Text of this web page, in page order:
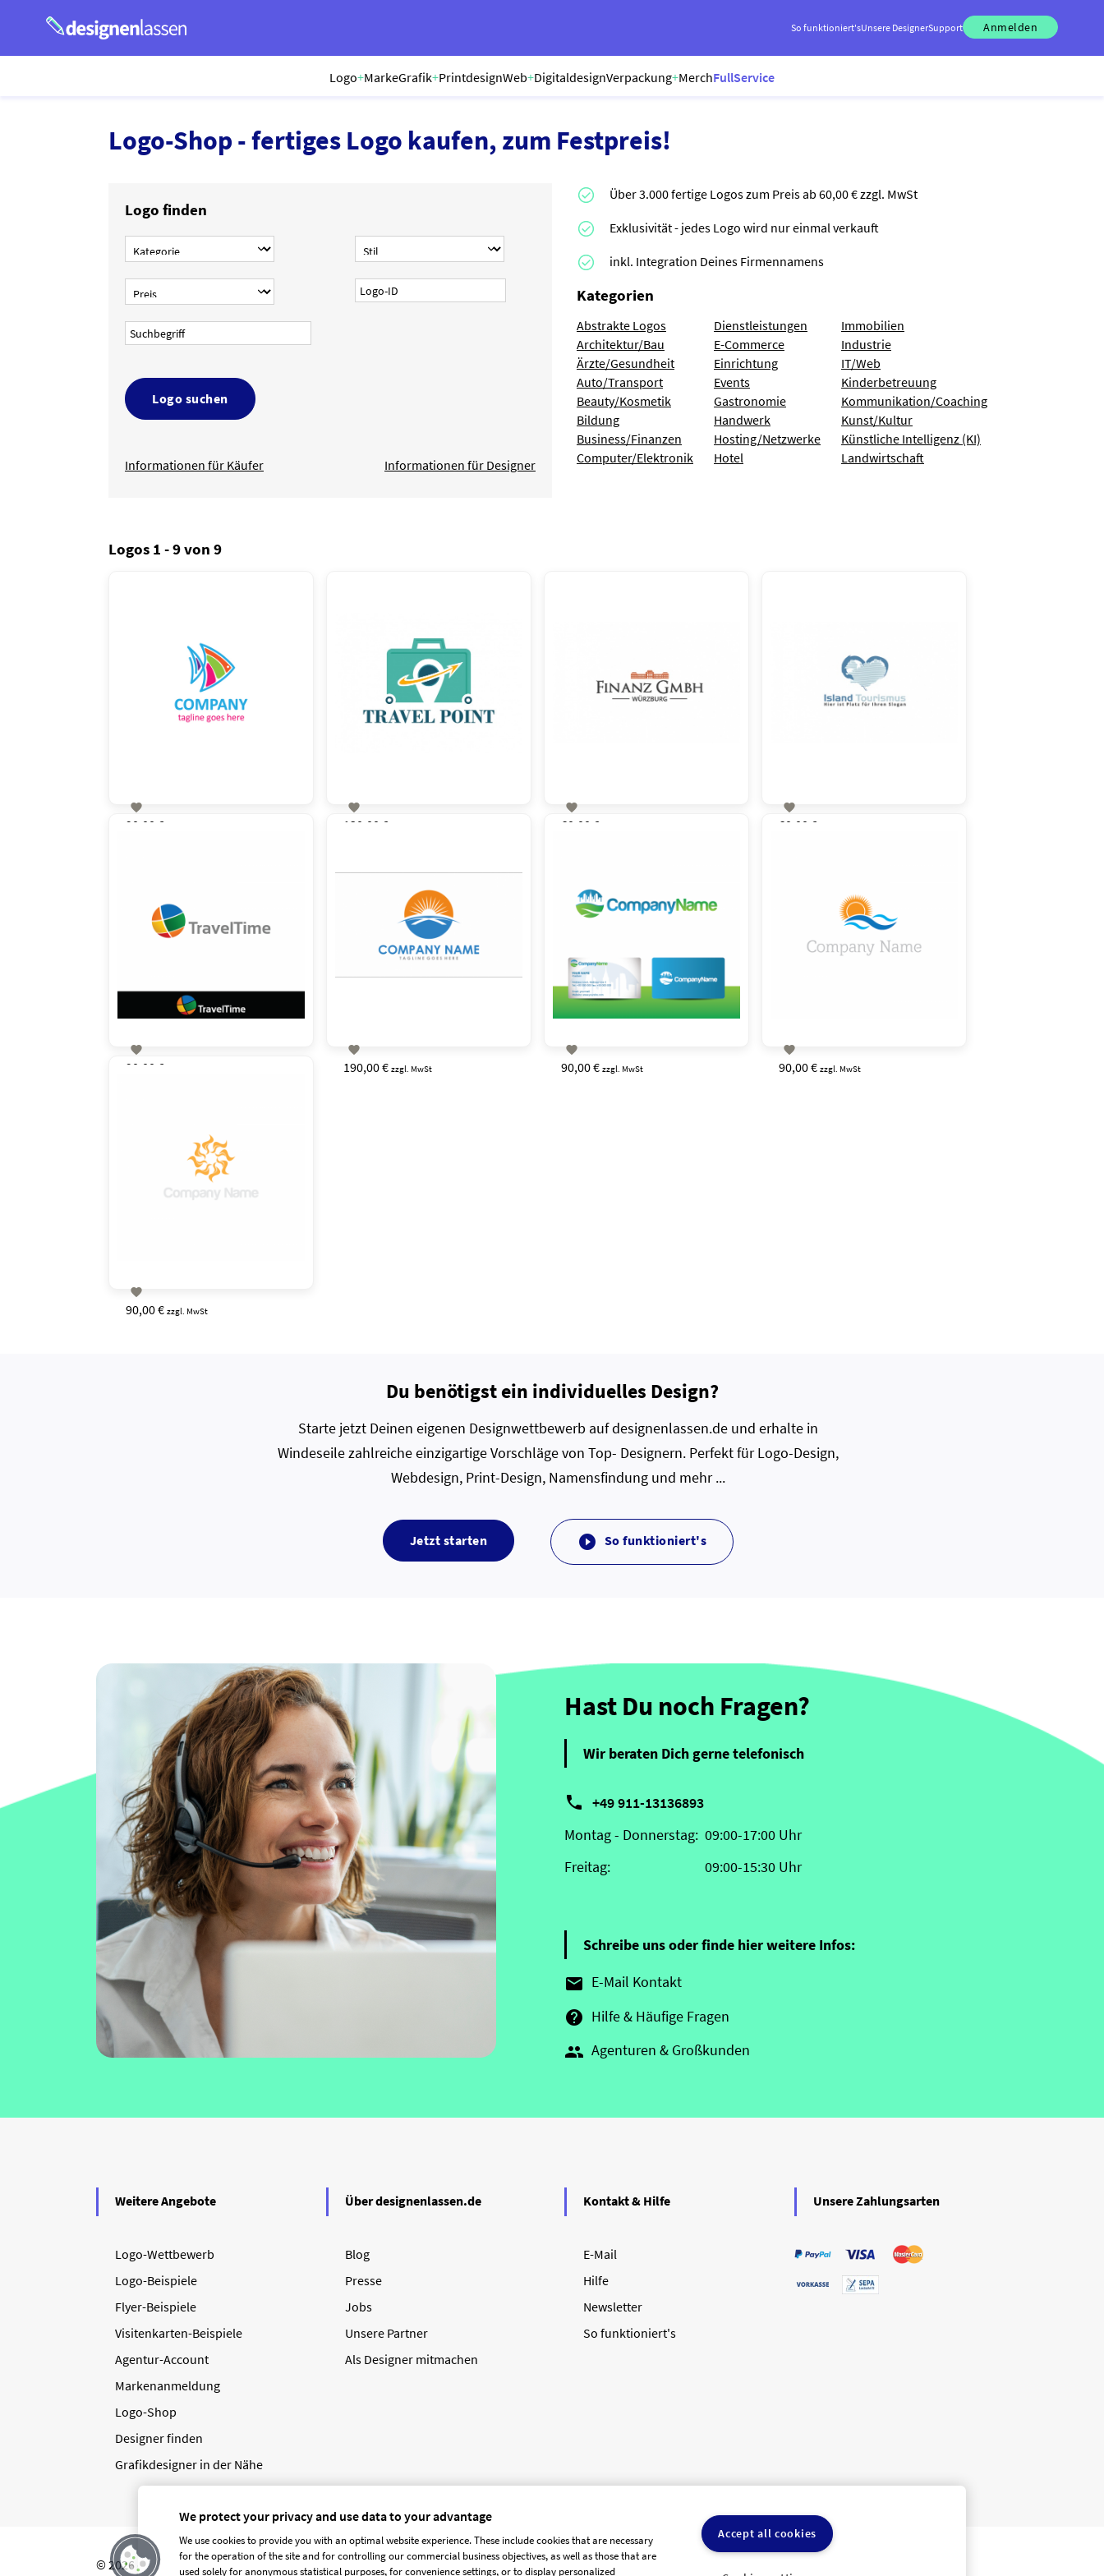
So funktioniert'sUnsere DesignerSupport Anmelden
Logo+MarkeGrafik+PrintdesignWeb+DigitaldesignVerpackung+MerchFullService
Logo-Shop - fertiges Logo kaufen, zum Festpreis!
Logo finden
Logo suchen
Informationen für Käufer Informationen für Designer
Über 3.000 fertige Logos zum Preis ab 60,00 € zzgl. MwSt
Exklusivität - jedes Logo wird nur einmal verkauft
inkl. Integration Deines Firmennamens
Kategorien
Abstrakte Logos
Architektur/Bau
Ärzte/Gesundheit
Auto/Transport
Beauty/Kosmetik
Bildung
Business/Finanzen
Computer/Elektronik
Dienstleistungen
E-Commerce
Einrichtung
Events
Gastronomie
Handwerk
Hosting/Netzwerke
Hotel
Immobilien
Industrie
IT/Web
Kinderbetreuung
Kommunikation/Coaching
Kunst/Kultur
Künstliche Intelligenz (KI)
Landwirtschaft
Logos 1 - 9 von 9

90,00 €

130,00 €

60,00 €

60,00 €

90,00 €

190,00 € zzgl. MwSt

90,00 € zzgl. MwSt

90,00 € zzgl. MwSt

90,00 € zzgl. MwSt
Du benötigst ein individuelles Design?
Starte jetzt Deinen eigenen Designwettbewerb auf designenlassen.de und erhalte in
Windeseile zahlreiche einzigartige Vorschläge von Top- Designern. Perfekt für Logo-Design,
Webdesign, Print-Design, Namensfindung und mehr ...
Jetzt starten  So funktioniert's
Hast Du noch Fragen?
Wir beraten Dich gerne telefonisch
 +49 911-13136893
Montag - Donnerstag:
Freitag:
09:00-17:00 Uhr
09:00-15:30 Uhr
Schreibe uns oder finde hier weitere Infos:
 E-Mail Kontakt
 Hilfe & Häufige Fragen
 Agenturen & Großkunden
Weitere Angebote
Logo-Wettbewerb
Logo-Beispiele
Flyer-Beispiele
Visitenkarten-Beispiele
Agentur-Account
Markenanmeldung
Logo-Shop
Designer finden
Grafikdesigner in der Nähe
Über designenlassen.de
Blog
Presse
Jobs
Unsere Partner
Als Designer mitmachen
Kontakt & Hilfe
E-Mail
Hilfe
Newsletter
So funktioniert's
Unsere Zahlungsarten
© 2026 designenlassen.de AGB Auftraggeber AGB Dienstleister Datenschutz Impressum Vergütungsregeln
We protect your privacy and use data to your advantage
We use cookies to provide you with an optimal website experience. These include cookies that are necessary
for the operation of the site and for controlling our commercial business objectives, as well as those that are
used solely for anonymous statistical purposes, for convenience settings, or to display personalized
Accept all cookies